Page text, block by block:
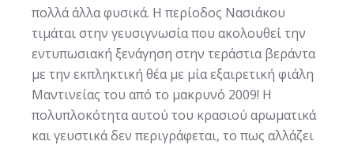
πολλά άλλα φυσικά. Η περίοδος Νασιάκου
τιμάται στην γευσιγνωσία που ακολουθεί την
εντυπωσιακή ξενάγηση στην τεράστια βεράντα
με την εκπληκτική θέα με μία εξαιρετική φιάλη
Μαντινείας του από το μακρυνό 2009! Η
πολυπλοκότητα αυτού του κρασιού αρωματικά
και γευστικά δεν περιγράφεται, το πως αλλάζει